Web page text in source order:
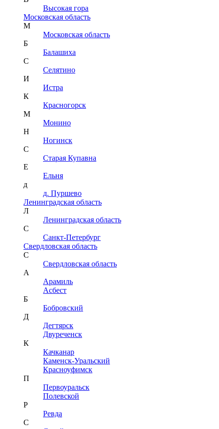
Высокая гора
Московская область
М
Московская область
Б
Балашиха
С
Селятино
И
Истра
К
Красногорск
М
Монино
Н
Ногинск
С
Старая Купавна
Е
Ельня
д
д. Пуршево
Ленинградская область
Л
Ленинградская область
С
Санкт-Петербург
Свердловская область
С
Свердловская область
А
Арамиль
Асбест
Б
Бобровский
Д
Дегтярск
Двуреченск
К
Качканар
Каменск-Уральский
Красноуфимск
П
Первоуральск
Полевской
Р
Ревда
С